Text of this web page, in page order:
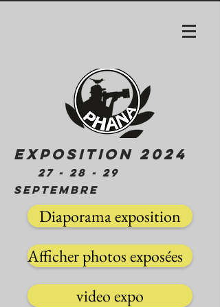
EXPOSITION 2024
27 - 28 - 29
SEPTEMBRE
Diaporama exposition
Afficher photos exposées
video expo